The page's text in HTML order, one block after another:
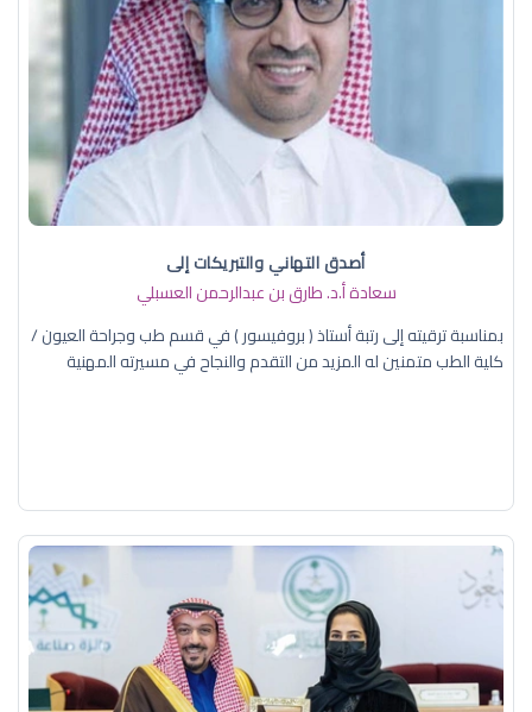
أصدق التهاني والتبريكات إلى
سعادة أ.د. ​طارق بن عبدالرحمن العسبلي
بمناسبة ترقيته إلى رتبة أستاذ ( بروفيسور ) في قسم طب وجراحة العيون /
كلية الطب متمنين له المزيد من التقدم والنجاح في مسيرته المهنية